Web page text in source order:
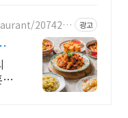
207420
광고